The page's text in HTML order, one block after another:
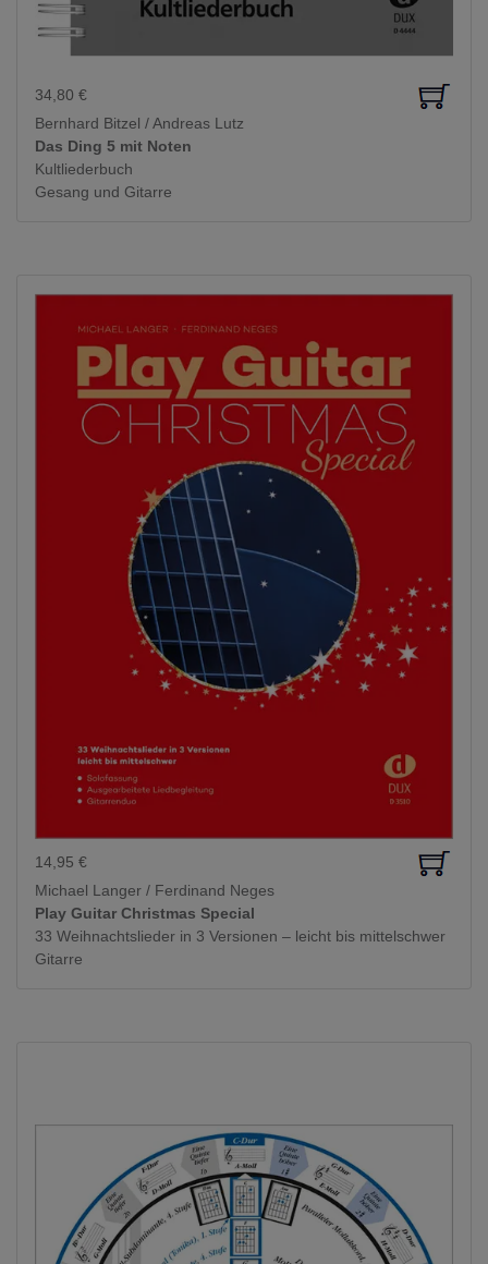
34,80 €
Bernhard Bitzel / Andreas Lutz
Das Ding 5 mit Noten
Kultliederbuch
Gesang und Gitarre
14,95 €
Michael Langer / Ferdinand Neges
Play Guitar Christmas Special
33 Weihnachtslieder in 3 Versionen – leicht bis mittelschwer
Gitarre